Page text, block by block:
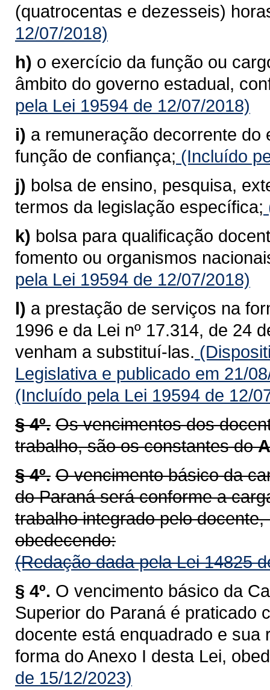
(quatrocentas e dezesseis)
12/07/2018)
h) o exercício da função ou
âmbito do governo estadual,
pela Lei 19594 de 12/07/2018)
i) a remuneração decorrente
função de confiança; (Incluído
j) bolsa de ensino, pesquisa,
termos da legislação específica;
k) bolsa para qualificação
fomento ou organismos
pela Lei 19594 de 12/07/2018)
l) a prestação de serviços na
1996 e da Lei nº 17.314, de 24
venham a substituí-las.
Legislativa e publicado em 21/
(Incluído pela Lei 19594 de 12/
§ 4º. Os vencimentos dos
trabalho, são os constantes do
§ 4º. O vencimento básico da
do Paraná será conforme a
trabalho integrado pelo
obedecendo:
(Redação dada pela Lei 14825
§ 4º. O vencimento básico da
Superior do Paraná é praticado
docente está enquadrado e
forma do Anexo I desta Lei,
de 15/12/2023)